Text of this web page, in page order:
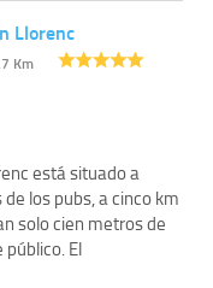
Llorenc
Km
está situado a
los pubs, a cinco km
solo cien metros de
El